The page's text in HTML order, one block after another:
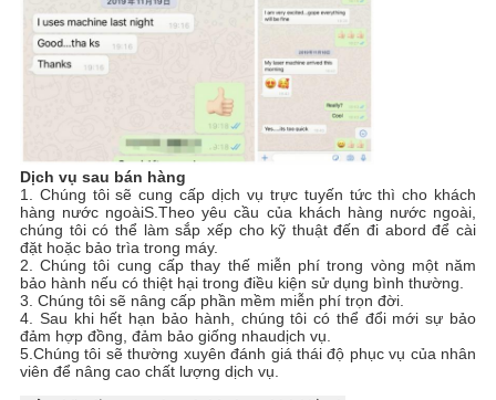
Dịch vụ sau bán hàng
1. Chúng tôi sẽ cung cấp dịch vụ trực tuyến tức thì cho khách
hàng nước ngoàiS .Theo yêu cầu của khách hàng nước ngoài,
chúng tôicó thể làm sắp xếpchokỹ thuậtđếnđi abord để cài
đặt hoặc bảo trìa trong máy.
2. Chúng tôi cung cấp thay thế miễn phí trong vòng một năm
bảo hành nếu có thiệt hại trong điều kiện sử dụng bình thường.
3. Chúng tôi sẽ nâng cấp phần mềm miễn phí trọn đời.
4. Sau khi hết hạn bảo hành, chúng tôi có thể đổi mớisự bảo
đảm hợp đồng, đảm bảo giống nhaudịch vụ.
5.Chúng tôi sẽ thường xuyên đánh giá thái độ phục vụ của nhân
viên để nâng cao chất lượng dịch vụ.